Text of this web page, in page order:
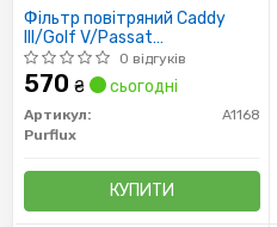
Фільтр повітряний Caddy
III/Golf V/Passat
B6/Octavia2.0SDI/1.6i
0 відгуків
570 ₴ сьогодні
Артикул:
A1168
Purflux
КУПИТИ